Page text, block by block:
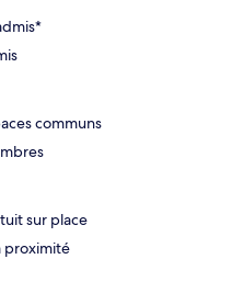
communs
sur place
proximité